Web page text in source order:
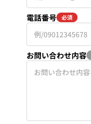
電話番号 必須
お問い合わせ内容